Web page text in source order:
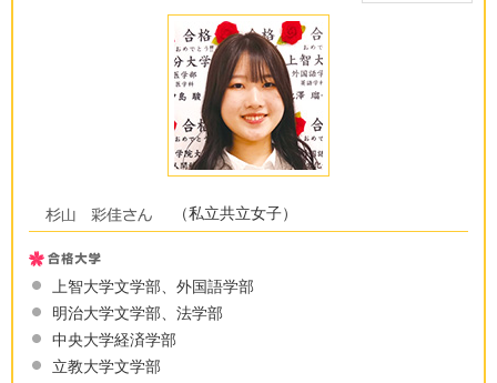
（私立共立女子）
上智大学文学部、外国語学部
明治大学文学部、法学部
中央大学経済学部
立教大学文学部